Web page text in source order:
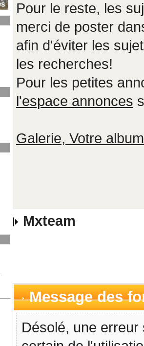
Pour le reste, les
merci de poster
afin d'éviter les
les recherches!
Pour les petites
l'espace annonces
Galerie, Votre
Mxteam
Message des
Désolé, une